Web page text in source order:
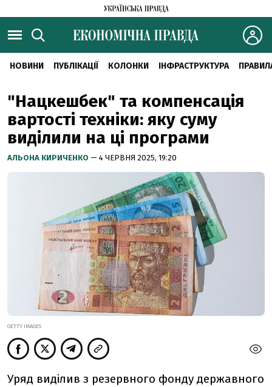
НОВИНИ ПУБЛІКАЦІЇ КОЛОНКИ ІНФРАСТРУКТУРА
"Нацкешбек" та компенсація
вартості техніки: яку суму
виділили на ці програми
АЛЬОНА КИРИЧЕНКО — 4 ЧЕРВНЯ 2025, 19:20
GETTY IMAGES
Уряд виділив з резервного фонду державного